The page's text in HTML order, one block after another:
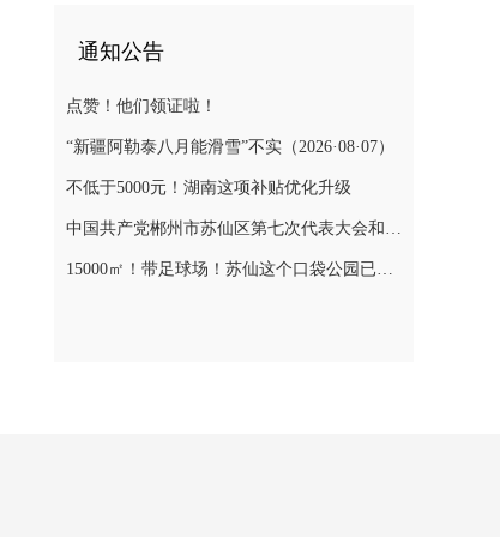
通知公告
点赞！他们领证啦！
“新疆阿勒泰八月能滑雪”不实（2026·08·07）
不低于5000元！湖南这项补贴优化升级
中国共产党郴州市苏仙区第七次代表大会和第七届委员会第一次全体会议、第七届纪律检查委员会第一次全体会议选举结果
15000㎡！带足球场！苏仙这个口袋公园已对外开放